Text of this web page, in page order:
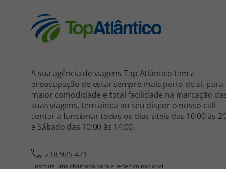
A sua agência de viagens Top Atlântico tem a
preocupação de estar sempre mais perto de si, para
maior comodidade e total facilidade na marcação
suas viagens, tem ainda ao seu dispor o nosso call
center a funcionar todos os dias úteis das 10:00 às
e Sábado das 10:00 às 14:00.
218 925 471
Custo de uma chamada para a rede fixa nacional